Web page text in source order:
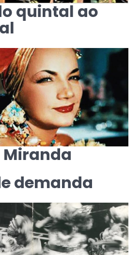
quintal ao
demanda